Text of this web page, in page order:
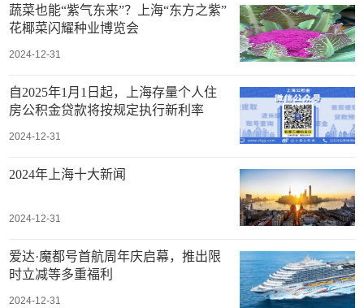
蔬菜也能“紫气东来”？上海“东方之紫”
花椰菜闪耀种业博览会
2024-12-31
自2025年1月1日起，上海存量个人住
房公积金贷款将按规定执行新利率
2024-12-31
2024年上海十大新闻
2024-12-31
爱达·魔都号首航周年庆启幕，推出限
时立减等多重福利
2024-12-31